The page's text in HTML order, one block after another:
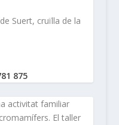
Suert, cruïlla de la
875
activitat familiar
El taller